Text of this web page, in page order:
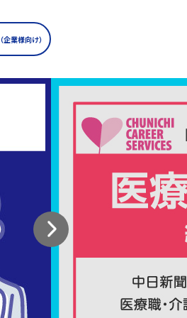
（企業様向け）